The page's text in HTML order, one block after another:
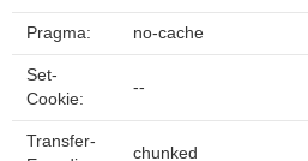
Pragma: no-cache
Set-
Cookie:
--
Transfer-
chunked